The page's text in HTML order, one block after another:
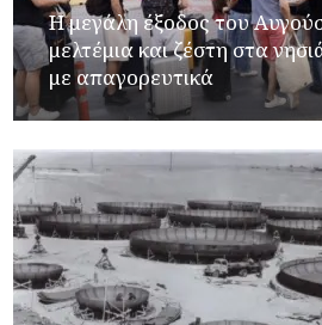
Η μεγάλη έξοδος του
μελτέμια και ζέστη στα
με απαγορευτικά